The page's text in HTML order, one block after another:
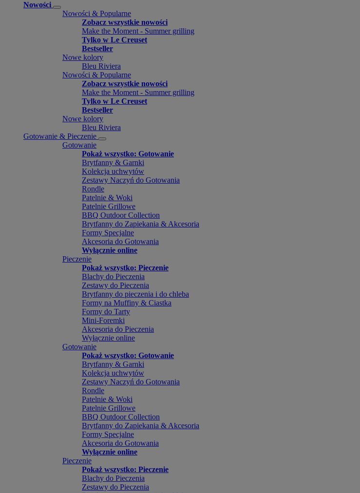
Nowości
Nowości & Popularne
Zobacz wszystkie nowości
Make the Moment - Summer grilling
Tylko w Le Creuset
Bestseller
Nowe kolory
Bleu Riviera
Nowości & Popularne
Zobacz wszystkie nowości
Make the Moment - Summer grilling
Tylko w Le Creuset
Bestseller
Nowe kolory
Bleu Riviera
Gotowanie & Pieczenie
Gotowanie
Pokaż wszystko: Gotowanie
Brytfanny & Garnki
Kolekcja uchwytów
Zestawy Naczyń do Gotowania
Rondle
Patelnie & Woki
Patelnie Grillowe
BBQ Outdoor Collection
Brytfanny do Zapiekania & Akcesoria
Formy Specjalne
Akcesoria do Gotowania
Wyłącznie online
Pieczenie
Pokaż wszystko: Pieczenie
Blachy do Pieczenia
Zestawy do Pieczenia
Brytfanny do pieczenia i do chleba
Formy na Muffiny & Ciastka
Formy do Tarty
Mini-Foremki
Akcesoria do Pieczenia
Wyłącznie online
Gotowanie
Pokaż wszystko: Gotowanie
Brytfanny & Garnki
Kolekcja uchwytów
Zestawy Naczyń do Gotowania
Rondle
Patelnie & Woki
Patelnie Grillowe
BBQ Outdoor Collection
Brytfanny do Zapiekania & Akcesoria
Formy Specjalne
Akcesoria do Gotowania
Wyłącznie online
Pieczenie
Pokaż wszystko: Pieczenie
Blachy do Pieczenia
Zestawy do Pieczenia